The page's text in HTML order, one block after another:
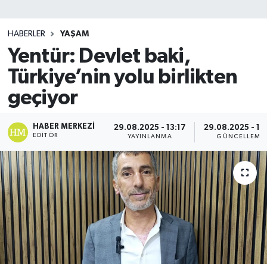
HABERLER YAŞAM
Yentür: Devlet baki,
Türkiye’nin yolu birlikten
geçiyor
HABER MERKEZI
EDITÖR
29.08.2025 - 13:17
YAYINLANMA
29.08.2025 -
GÜNCELLEME
Teknoloji
TRABZON